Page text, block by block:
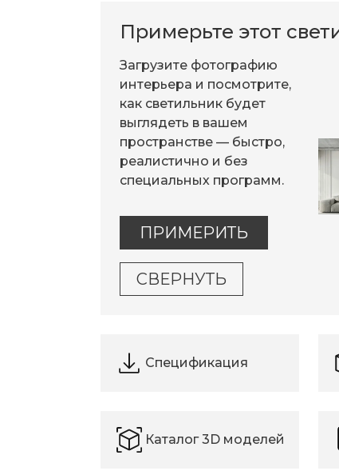
Примерьте этот
Загрузите фотографию
интерьера и посмотрите,
как светильник будет
выглядеть в вашем
пространстве — быстро,
реалистично и без
специальных программ.
ПРИМЕРИТЬ
СВЕРНУТЬ
Спецификация
Каталог 3D моделей